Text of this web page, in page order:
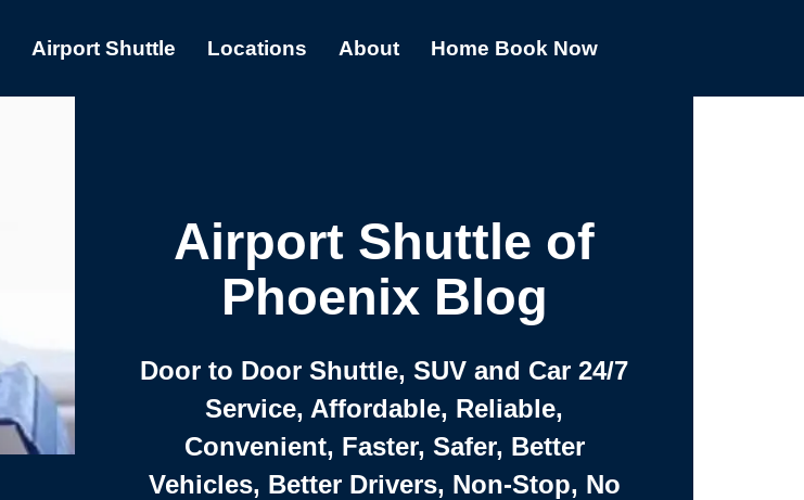
Book Now
Home
About
Locations
Airport Shuttle
Airport Shuttle of
Phoenix Blog
24/7 Door to Door Shuttle, SUV and Car
Service, Affordable, Reliable,
Convenient, Faster, Safer, Better
Vehicles, Better Drivers, Non-Stop, No